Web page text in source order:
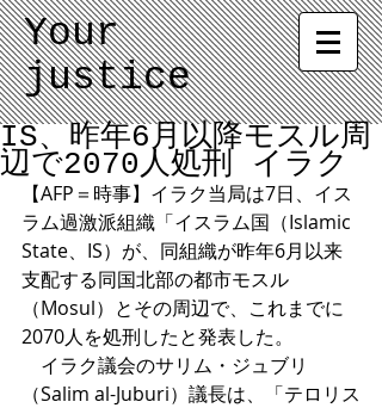
Your
justice
IS、昨年6月以降モスル周
辺で2070人処刑 イラク
【AFP＝時事】イラク当局は7日、イス
ラム過激派組織「イスラム国（Islamic
State、IS）が、同組織が昨年6月以来
支配する同国北部の都市モスル
（Mosul）とその周辺で、これまでに
2070人を処刑したと発表した。
イラク議会のサリム・ジュブリ
（Salim al-Juburi）議長は、「テロリス